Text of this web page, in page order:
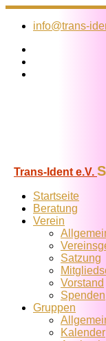
Zum
Inhalt
info@trans-
Trans-Ident e.V.
Startseite
Beratung
Verein
Satzung
Vorstand
Spenden
Gruppen
Kalender